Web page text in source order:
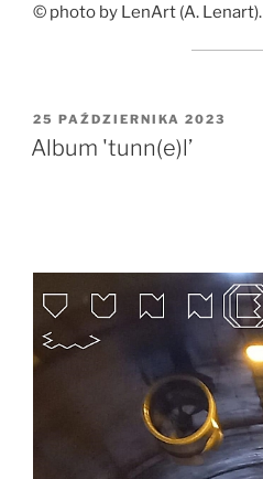
© photo by LenArt (A. Lenart).
OPUBLIKOWANE
W
25 PAŹDZIERNIKA 2023
Album 'tunn(e)l’